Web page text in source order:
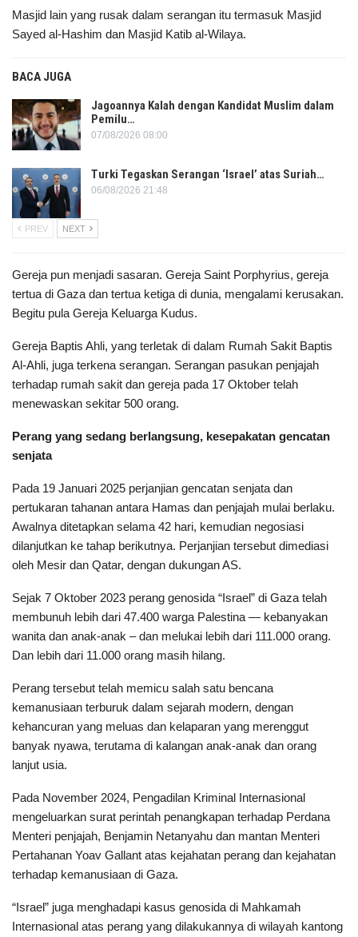
Masjid lain yang rusak dalam serangan itu termasuk Masjid
Sayed al-Hashim dan Masjid Katib al-Wilaya.
BACA JUGA
Jagoannya Kalah dengan Kandidat Muslim dalam
Pemilu…
07/08/2026 08:00
Turki Tegaskan Serangan ‘Israel’ atas Suriah…
06/08/2026 21:48
PREV NEXT
Gereja pun menjadi sasaran. Gereja Saint Porphyrius, gereja
tertua di Gaza dan tertua ketiga di dunia, mengalami kerusakan.
Begitu pula Gereja Keluarga Kudus.
Gereja Baptis Ahli, yang terletak di dalam Rumah Sakit Baptis
Al-Ahli, juga terkena serangan. Serangan pasukan penjajah
terhadap rumah sakit dan gereja pada 17 Oktober telah
menewaskan sekitar 500 orang.
Perang yang sedang berlangsung, kesepakatan gencatan
senjata
Pada 19 Januari 2025 perjanjian gencatan senjata dan
pertukaran tahanan antara Hamas dan penjajah mulai berlaku.
Awalnya ditetapkan selama 42 hari, kemudian negosiasi
dilanjutkan ke tahap berikutnya. Perjanjian tersebut dimediasi
oleh Mesir dan Qatar, dengan dukungan AS.
Sejak 7 Oktober 2023 perang genosida “Israel” di Gaza telah
membunuh lebih dari 47.400 warga Palestina — kebanyakan
wanita dan anak-anak – dan melukai lebih dari 111.000 orang.
Dan lebih dari 11.000 orang masih hilang.
Perang tersebut telah memicu salah satu bencana
kemanusiaan terburuk dalam sejarah modern, dengan
kehancuran yang meluas dan kelaparan yang merenggut
banyak nyawa, terutama di kalangan anak-anak dan orang
lanjut usia.
Pada November 2024, Pengadilan Kriminal Internasional
mengeluarkan surat perintah penangkapan terhadap Perdana
Menteri penjajah, Benjamin Netanyahu dan mantan Menteri
Pertahanan Yoav Gallant atas kejahatan perang dan kejahatan
terhadap kemanusiaan di Gaza.
“Israel” juga menghadapi kasus genosida di Mahkamah
Internasional atas perang yang dilakukannya di wilayah kantong